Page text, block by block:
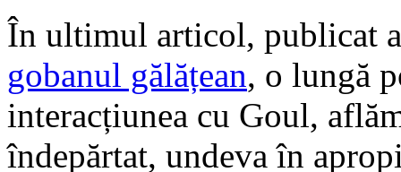
În ultimul articol, publicat
gobanul gălățean, o lungă
interacțiunea cu Goul,
îndepărtat, undeva în